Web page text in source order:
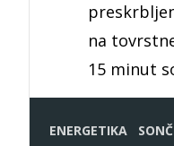
na
15 minut
ENERGETIKA